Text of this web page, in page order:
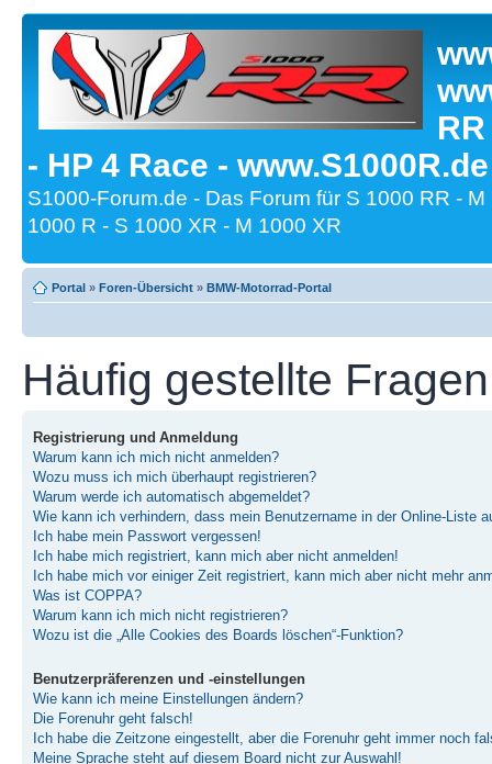
- HP 4 Race -
S1000-Forum.de - Das Forum für S 1000 RR -
1000 R - S 1000 XR - M 1000 XR
Portal » Foren-Übersicht » BMW-Motorrad-Portal
Häufig gestellte Fragen
Registrierung und Anmeldung
Warum kann ich mich nicht anmelden?
Wozu muss ich mich überhaupt registrieren?
Warum werde ich automatisch abgemeldet?
Wie kann ich verhindern, dass mein Benutzername in der Online-Liste
Ich habe mein Passwort vergessen!
Ich habe mich registriert, kann mich aber nicht anmelden!
Ich habe mich vor einiger Zeit registriert, kann mich aber nicht mehr
Was ist COPPA?
Warum kann ich mich nicht registrieren?
Wozu ist die „Alle Cookies des Boards löschen“-Funktion?
Benutzerpräferenzen und -einstellungen
Wie kann ich meine Einstellungen ändern?
Die Forenuhr geht falsch!
Ich habe die Zeitzone eingestellt, aber die Forenuhr geht immer noch
Meine Sprache steht auf diesem Board nicht zur Auswahl!